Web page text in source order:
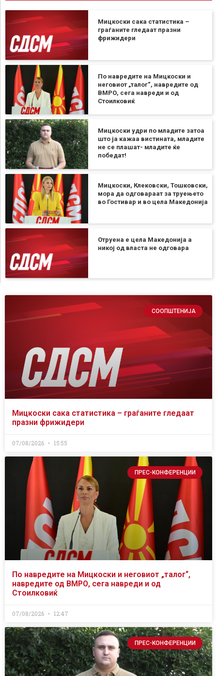
Мицкоски сака статистика –
граѓаните гледаат празни
фрижидери
По навредите на Мицкоски и
неговиот „талог“, навредите од
ВМРО, сега навреди и од
Стоилковиќ
Мицкоски удри по младите затоа
што ја кажаа вистината, младите
не се плашат- младите ќе
победат!
Мицкоски, Клековски, Тошковски,
мора да одговараат за труењето
во Гостивар и во цела Македонија
Отруена е цела Македонија а
никој од власта не одговара
СООПШТЕНИЈА
Мицкоски сака статистика – граѓаните гледаат
празни фрижидери
07/08/2026 15:55
ПРЕС-КОНФЕРЕНЦИИ
По навредите на Мицкоски и неговиот „талог“,
навредите од ВМРО, сега навреди и од
Стоилковиќ
07/08/2026 12:47
ПРЕС-КОНФЕРЕНЦИИ